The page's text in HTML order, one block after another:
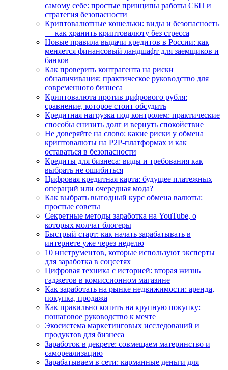
самому себе: простые принципы работы СБП и
стратегия безопасности
Криптовалютные кошельки: виды и безопасность
— как хранить криптовалюту без стресса
Новые правила выдачи кредитов в России: как
меняется финансовый ландшафт для заемщиков и
банков
Как проверить контрагента на риски
обналичивания: практическое руководство для
современного бизнеса
Криптовалюта против цифрового рубля:
сравнение, которое стоит обсудить
Кредитная нагрузка под контролем: практические
способы снизить долг и вернуть спокойствие
Не доверяйте на слово: какие риски у обмена
криптовалюты на P2P-платформах и как
оставаться в безопасности
Кредиты для бизнеса: виды и требования как
выбрать не ошибиться
Цифровая кредитная карта: будущее платежных
операций или очередная мода?
Как выбрать выгодный курс обмена валюты:
простые советы
Секретные методы заработка на YouTube, о
которых молчат блогеры
Быстрый старт: как начать зарабатывать в
интернете уже через неделю
10 инструментов, которые используют эксперты
для заработка в соцсетях
Цифровая техника с историей: вторая жизнь
гаджетов в комиссионном магазине
Как заработать на рынке недвижимости: аренда,
покупка, продажа
Как правильно копить на крупную покупку:
пошаговое руководство к мечте
Экосистема маркетинговых исследований и
продуктов для бизнеса
Заработок в декрете: совмещаем материнство и
самореализацию
Зарабатываем в сети: карманные деньги для